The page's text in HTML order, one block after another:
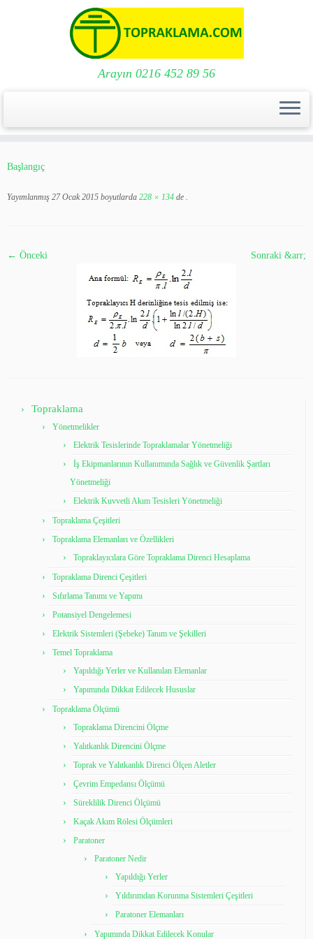
to
Arayın 0216 452 89 56
Başlangıç
Yayımlanmış 27 Ocak 2015 boyutlarda 228 × 134 de .
← Önceki Sonraki &arr;
Topraklama
Yönetmelikler
Elektrik Tesislerinde Topraklamalar Yönetmeliği
İş Ekipmanlarının Kullanımında Sağlık ve Güvenlik Şartları
Yönetmeliği
Elektrik Kuvvetli Akım Tesisleri Yönetmeliği
Topraklama Çeşitleri
Topraklama Elemanları ve Özellikleri
Topraklayıcılara Göre Topraklama Direnci Hesaplama
Topraklama Direnci Çeşitleri
Sıfırlama Tanımı ve Yapımı
Potansiyel Dengelemesi
Elektrik Sistemleri (Şebeke) Tanım ve Şekilleri
Temel Topraklama
Yapıldığı Yerler ve Kullanılan Elemanlar
Yapımında Dikkat Edilecek Hususlar
Topraklama Ölçümü
Topraklama Direncini Ölçme
Yalıtkanlık Direncini Ölçme
Toprak ve Yalıtkanlık Direnci Ölçen Aletler
Çevrim Empedansı Ölçümü
Süreklilik Direnci Ölçümü
Kaçak Akım Rölesi Ölçümleri
Paratoner
Paratoner Nedir
Yapıldığı Yerler
Yıldırımdan Korunma Sistemleri Çeşitleri
Paratoner Elemanları
Yapımında Dikkat Edilecek Konular